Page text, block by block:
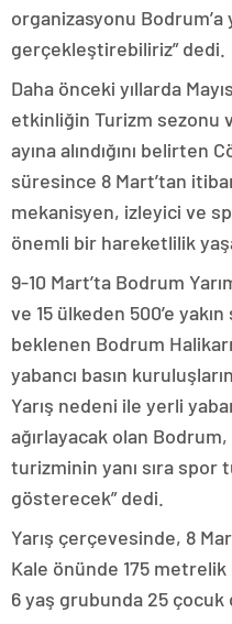
organizasyonu Bodrum’a
gerçekleştirebiliriz” dedi.
Daha önceki yıllarda
etkinliğin Turizm sezonu
ayına alındığını belirten
süresince 8 Mart’tan
mekanisyen, izleyici ve
önemli bir hareketlilik
9-10 Mart’ta Bodrum
ve 15 ülkeden 500’e
beklenen Bodrum
yabancı basın
Yarış nedeni ile yerli
ağırlayacak olan
turizminin yanı sıra spor
gösterecek” dedi.
Yarış çerçevesinde, 8
Kale önünde 175 metrelik
6 yaş grubunda 25